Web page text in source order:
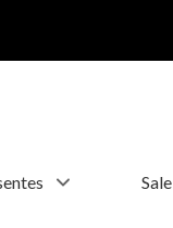
Sale